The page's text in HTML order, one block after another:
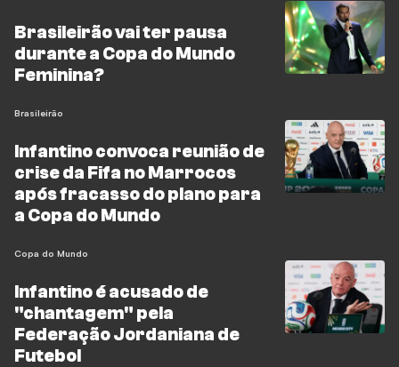
Brasileirão vai ter pausa
durante a Copa do Mundo
Feminina?
Brasileirão
Infantino convoca reunião de
crise da Fifa no Marrocos
após fracasso do plano para
a Copa do Mundo
Copa do Mundo
Infantino é acusado de
"chantagem" pela
Federação Jordaniana de
Futebol